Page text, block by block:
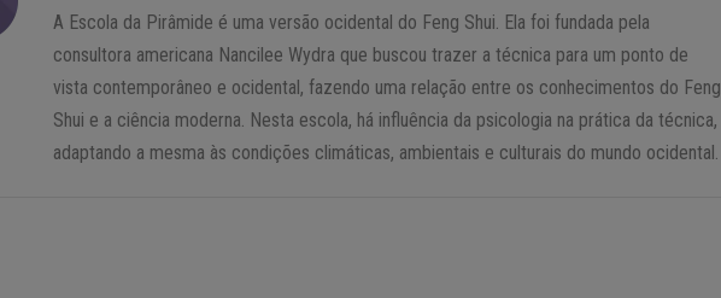
A Escola da Pirâmide é uma versão ocidental do Feng Shui. Ela foi fundada pela
consultora americana Nancilee Wydra que buscou trazer a técnica para um ponto de
vista contemporâneo e ocidental, fazendo uma relação entre os conhecimentos do Feng
Shui e a ciência moderna. Nesta escola, há influência da psicologia na prática da técnica,
adaptando a mesma às condições climáticas, ambientais e culturais do mundo ocidental.